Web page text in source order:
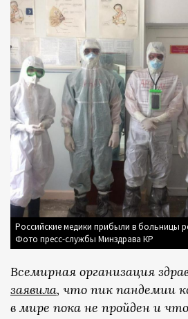
Российские медики прибыли в больницы
Фото пресс-службы Минздрава КР
Всемирная организация
заявила, что пик пандемии
в мире пока не пройден и